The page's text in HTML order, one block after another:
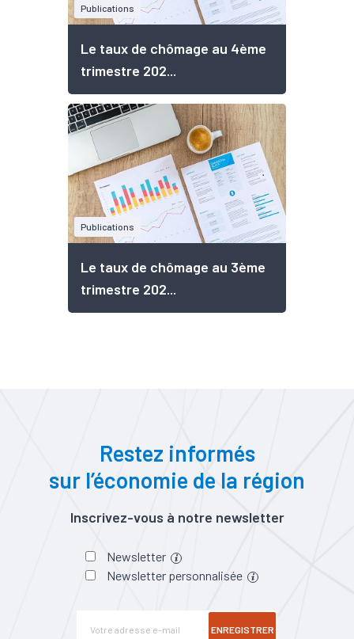
Publications
Le taux de chômage au 4ème
trimestre 202...
Publications
Le taux de chômage au 3ème
trimestre 202...
Restez informés
sur l’économie de la région
Inscrivez-vous à notre newsletter
Newsletter
Newsletter personnalisée
ENREGISTRER